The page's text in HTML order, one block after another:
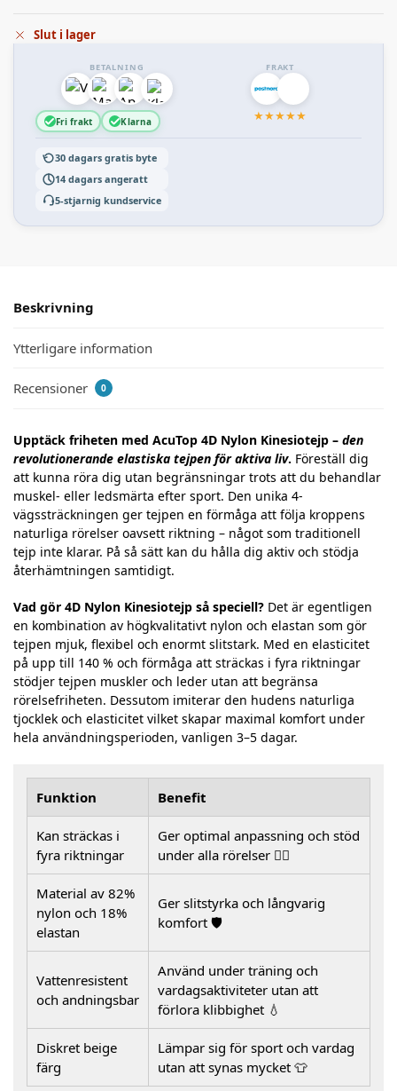
Slut i lager
BETALNING
Fri frakt Klarna
FRAKT
★★★★★
30 dagars gratis byte
14 dagars angeratt
5-stjarnig kundservice
Beskrivning
Ytterligare information
Recensioner 0
Upptäck friheten med AcuTop 4D Nylon Kinesiotejp – den
revolutionerande elastiska tejpen för aktiva liv. Föreställ dig
att kunna röra dig utan begränsningar trots att du behandlar
muskel- eller ledsmärta efter sport. Den unika 4-
vägssträckningen ger tejpen en förmåga att följa kroppens
naturliga rörelser oavsett riktning – något som traditionell
tejp inte klarar. På så sätt kan du hålla dig aktiv och stödja
återhämtningen samtidigt.
Vad gör 4D Nylon Kinesiotejp så speciell? Det är egentligen
en kombination av högkvalitativt nylon och elastan som gör
tejpen mjuk, flexibel och enormt slitstark. Med en elasticitet
på upp till 140 % och förmåga att sträckas i fyra riktningar
stödjer tejpen muskler och leder utan att begränsa
rörelsefriheten. Dessutom imiterar den hudens naturliga
tjocklek och elasticitet vilket skapar maximal komfort under
hela användningsperioden, vanligen 3–5 dagar.
Funktion Benefit
Kan sträckas i
fyra riktningar
Ger optimal anpassning och stöd
under alla rörelser 🤸‍♂️
Material av 82%
nylon och 18%
elastan
Ger slitstyrka och långvarig
komfort 🛡️
Vattenresistent
och andningsbar
Använd under träning och
vardagsaktiviteter utan att
förlora klibbighet 💧
Diskret beige
färg
Lämpar sig för sport och vardag
utan att synas mycket 👕